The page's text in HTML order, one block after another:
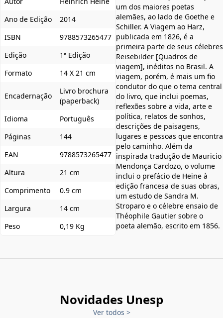
Ano de Edição
2014
ISBN
9788573265477
Edição
1ª Edição
Formato
14 X 21 cm
Encadernação
Livro brochura
(paperback)
Idioma
Português
Páginas
144
EAN
9788573265477
Altura
21 cm
Comprimento
0.9 cm
Largura
14 cm
Peso
0,19 Kg
um dos maiores poetas
alemães, ao lado de Goethe e
Schiller. A Viagem ao Harz,
publicada em 1826, é a
primeira parte de seus célebres
Reisebilder [Quadros de
viagem], inéditos no Brasil. A
viagem, porém, é mais um fio
condutor do que o tema central
do livro, que inclui poemas,
reflexões sobre a vida, arte e
política, relatos de sonhos,
descrições de paisagens,
lugares e pessoas que encontra
pelo caminho. Além da
inspirada tradução de Mauricio
Mendonça Cardozo, o volume
inclui o prefácio de Heine à
edição francesa de suas obras,
um estudo de Sandra M.
Stroparo e o célebre ensaio de
Théophile Gautier sobre o
poeta alemão, escrito em 1856.
Novidades Unesp
Ver todos >